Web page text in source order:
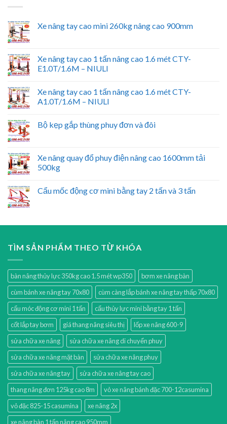
Xe nâng tay cao mini 260kg nâng cao 900mm
Xe nâng tay cao 1 tấn nâng cao 1.6 mét CTY-
E1.0T/1.6M – NIULI
Xe nâng tay cao 1 tấn nâng cao 1.6 mét CTY-
A1.0T/1.6M – NIULI
Bộ kẹp gắp thùng phuy đơn và đôi
Xe nâng quay đổ phuy điện nâng cao 1600mm tải
500kg
Cẩu mốc động cơ mini bằng tay 2 tấn và 3 tấn
TÌM SẢN PHẨM THEO TỪ KHÓA
bàn nâng thủy lực 350kg cao 1.5 mét wp350
bơm xe nâng bàn
cùm bánh xe nâng tay 70x80
cùm càng lắp bánh xe nâng tay thấp 70x80
cẩu móc động cơ mini 1 tấn
cẩu thủy lực mini bằng tay 1 tấn
cốt lắp tay bơm
giá thang nâng siêu thị
lốp xe nâng 600-9
sửa chữa xe nâng
sửa chữa xe nâng di chuyển phuy
sửa chữa xe nâng mặt bàn
sửa chữa xe nâng phuy
sửa chữa xe nâng tay
sửa chữa xe nâng tay cao
thang nâng đơn 125kg cao 8m
vỏ xe nâng bánh đặc 700-12casumina
vỏ đặc 825-15 casumina
xe nâng 2x
xe nâng bàn 1 tấn nâng cao 950mm